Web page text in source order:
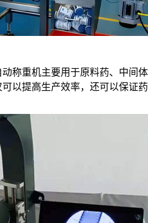
称重机主要用于原料药、中间体
以提高生产效率，还可以保证药